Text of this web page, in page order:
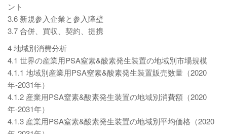
ント
3.6 新規参入企業と参入障壁
3.7 合併、買収、契約、提携
4 地域別消費分析
4.1 世界の産業用PSA窒素&酸素発生装置の地域別市場規模
4.1.1 地域別産業用PSA窒素&酸素発生装置販売数量（2020
年-2031年）
4.1.2 産業用PSA窒素&酸素発生装置の地域別消費額（2020
年-2031年）
4.1.3 産業用PSA窒素&酸素発生装置の地域別平均価格（2020